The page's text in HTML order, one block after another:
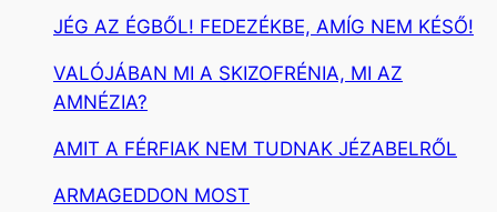
JÉG AZ ÉGBŐL! FEDEZÉKBE, AMÍG NEM KÉSŐ!
VALÓJÁBAN MI A SKIZOFRÉNIA, MI AZ
AMNÉZIA?
AMIT A FÉRFIAK NEM TUDNAK JÉZABELRŐL
ARMAGEDDON MOST